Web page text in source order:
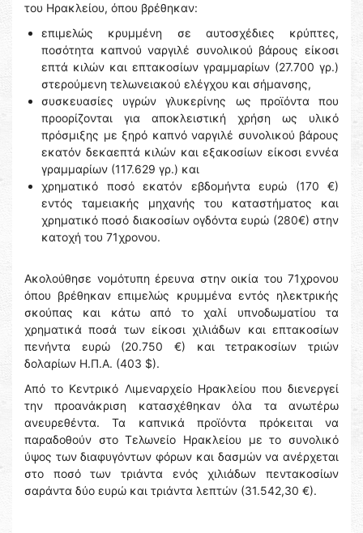
του Ηρακλείου, όπου βρέθηκαν:
επιμελώς κρυμμένη σε αυτοσχέδιες κρύπτες,
ποσότητα καπνού ναργιλέ συνολικού βάρους είκοσι
επτά κιλών και επτακοσίων γραμμαρίων (27.700 γρ.)
στερούμενη τελωνειακού ελέγχου και σήμανσης,
συσκευασίες υγρών γλυκερίνης ως προϊόντα που
προορίζονται για αποκλειστική χρήση ως υλικό
πρόσμιξης με ξηρό καπνό ναργιλέ συνολικού βάρους
εκατόν δεκαεπτά κιλών και εξακοσίων είκοσι εννέα
γραμμαρίων (117.629 γρ.) και
χρηματικό ποσό εκατόν εβδομήντα ευρώ (170 €)
εντός ταμειακής μηχανής του καταστήματος και
χρηματικό ποσό διακοσίων ογδόντα ευρώ (280€) στην
κατοχή του 71χρονου.
Ακολούθησε νομότυπη έρευνα στην οικία του 71χρονου
όπου βρέθηκαν επιμελώς κρυμμένα εντός ηλεκτρικής
σκούπας και κάτω από το χαλί υπνοδωματίου τα
χρηματικά ποσά των είκοσι χιλιάδων και επτακοσίων
πενήντα ευρώ (20.750 €) και τετρακοσίων τριών
δολαρίων Η.Π.Α. (403 $).
Από το Κεντρικό Λιμεναρχείο Ηρακλείου που διενεργεί
την προανάκριση κατασχέθηκαν όλα τα ανωτέρω
ανευρεθέντα. Τα καπνικά προϊόντα πρόκειται να
παραδοθούν στο Τελωνείο Ηρακλείου με το συνολικό
ύψος των διαφυγόντων φόρων και δασμών να ανέρχεται
στο ποσό των τριάντα ενός χιλιάδων πεντακοσίων
σαράντα δύο ευρώ και τριάντα λεπτών (31.542,30 €).